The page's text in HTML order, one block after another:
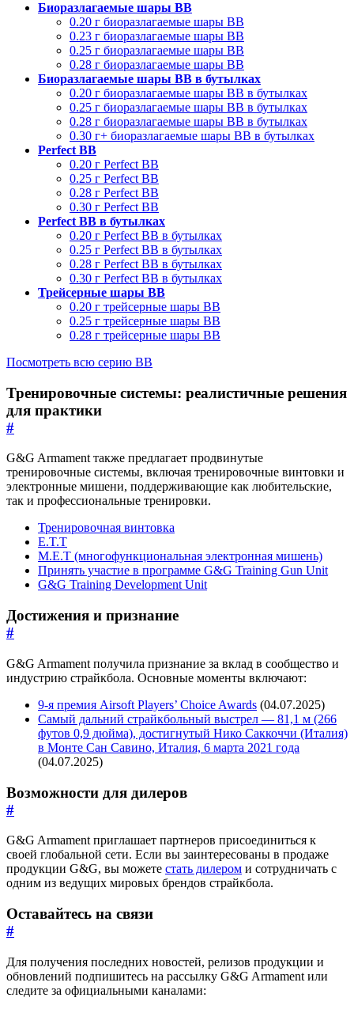
Биоразлагаемые шары BB
0.20 г биоразлагаемые шары BB
0.23 г биоразлагаемые шары BB
0.25 г биоразлагаемые шары BB
0.28 г биоразлагаемые шары BB
Биоразлагаемые шары BB в бутылках
0.20 г биоразлагаемые шары BB в бутылках
0.25 г биоразлагаемые шары BB в бутылках
0.28 г биоразлагаемые шары BB в бутылках
0.30 г+ биоразлагаемые шары BB в бутылках
Perfect BB
0.20 г Perfect BB
0.25 г Perfect BB
0.28 г Perfect BB
0.30 г Perfect BB
Perfect BB в бутылках
0.20 г Perfect BB в бутылках
0.25 г Perfect BB в бутылках
0.28 г Perfect BB в бутылках
0.30 г Perfect BB в бутылках
Трейсерные шары BB
0.20 г трейсерные шары BB
0.25 г трейсерные шары BB
0.28 г трейсерные шары BB
Посмотреть всю серию BB
Тренировочные системы: реалистичные решения
для практики
#
G&G Armament также предлагает продвинутые
тренировочные системы, включая тренировочные винтовки и
электронные мишени, поддерживающие как любительские,
так и профессиональные тренировки.
Тренировочная винтовка
E.T.T
M.E.T (многофункциональная электронная мишень)
Принять участие в программе G&G Training Gun Unit
G&G Training Development Unit
Достижения и признание
#
G&G Armament получила признание за вклад в сообщество и
индустрию страйкбола. Основные моменты включают:
9-я премия Airsoft Players’ Choice Awards (04.07.2025)
Самый дальний страйкбольный выстрел — 81,1 м (266
футов 0,9 дюйма), достигнутый Нико Саккоччи (Италия)
в Монте Сан Савино, Италия, 6 марта 2021 года
(04.07.2025)
Возможности для дилеров
#
G&G Armament приглашает партнеров присоединиться к
своей глобальной сети. Если вы заинтересованы в продаже
продукции G&G, вы можете стать дилером и сотрудничать с
одним из ведущих мировых брендов страйкбола.
Оставайтесь на связи
#
Для получения последних новостей, релизов продукции и
обновлений подпишитесь на рассылку G&G Armament или
следите за официальными каналами: